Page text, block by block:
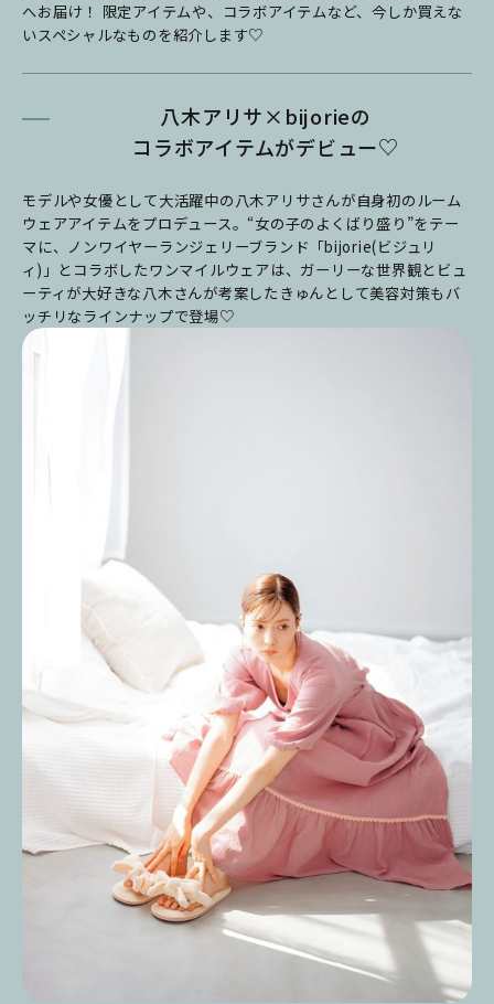
へお届け！ 限定アイテムや、コラボアイテムなど、今しか買えな
いスペシャルなものを紹介します♡
八木アリサ×bijorieの
コラボアイテムがデビュー♡
モデルや女優として大活躍中の八木アリサさんが自身初のルーム
ウェアアイテムをプロデュース。“女の子のよくばり盛り”をテー
マに、ノンワイヤーランジェリーブランド「bijorie(ビジュリ
ィ)」とコラボしたワンマイルウェアは、ガーリーな世界観とビュ
ーティが大好きな八木さんが考案したきゅんとして美容対策もバ
ッチリなラインナップで登場♡